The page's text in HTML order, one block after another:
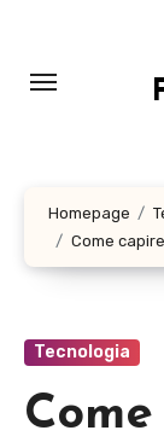
contenuto
Homepage
Come
Tecnologia